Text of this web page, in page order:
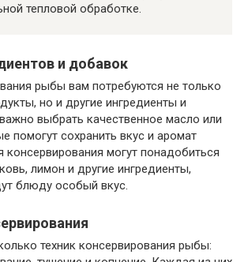
тепловой обработке.
и добавок
рыбы вам потребуются не только
но и другие ингредиенты и
выбрать качественное масло или
помогут сохранить вкус и аромат
могут понадобиться
лимон и другие ингредиенты,
блюду особый вкус.
техник консервирования рыбы: